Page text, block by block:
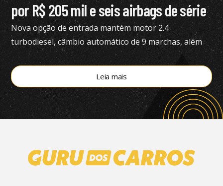
por R$ 205 mil e seis airbags de série
Nova opção de entrada mantém motor 2.4
turbodiesel, câmbio automático de 9 marchas, além
de tração 4×4
Leia mais